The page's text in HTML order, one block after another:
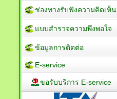
ช่องทางรับฟังความคิดเห็น
แบบสำรวจความพึงพอใจ
ข้อมูลการติดต่อ
E-service
ขอรับบริการ E-service